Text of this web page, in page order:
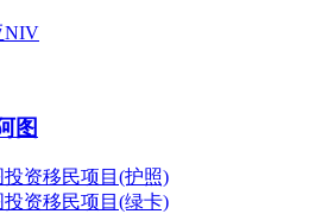
NIV
图
资移民项目(护照)
资移民项目(绿卡)